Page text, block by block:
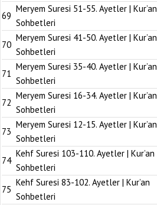
69
Meryem Suresi 51-55. Ayetler | Kur’an
Sohbetleri
70
Meryem Suresi 41-50. Ayetler | Kur’an
Sohbetleri
71
Meryem Suresi 35-40. Ayetler | Kur’an
Sohbetleri
72
Meryem Suresi 16-34. Ayetler | Kur’an
Sohbetleri
73
Meryem Suresi 12-15. Ayetler | Kur’an
Sohbetleri
74
Kehf Suresi 103-110. Ayetler | Kur’an
Sohbetleri
75
Kehf Suresi 83-102. Ayetler | Kur’an
Sohbetleri